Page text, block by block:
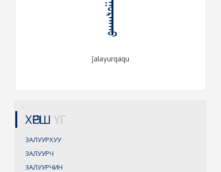
ᠵᠠᠯᠠᠭᠤᠷᠬᠠᠬᠤ
ǰalaγurqaqu
ХӨРШ ҮГ
ЗАЛУУРХУУ
ЗАЛУУРЧ
ЗАЛУУРЧИН